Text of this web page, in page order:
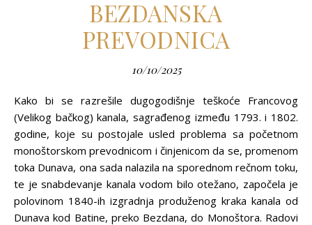
BEZDANSKA
PREVODNICA
10/10/2025
Kako bi se razrešile dugogodišnje teškoće Francovog
(Velikog bačkog) kanala, sagrađenog između 1793. i 1802.
godine, koje su postojale usled problema sa početnom
monoštorskom prevodnicom i činjenicom da se, promenom
toka Dunava, ona sada nalazila na sporednom rečnom toku,
te je snabdevanje kanala vodom bilo otežano, započela je
polovinom 1840-ih izgradnja produženog kraka kanala od
Dunava kod Batine, preko Bezdana, do Monoštora. Radovi